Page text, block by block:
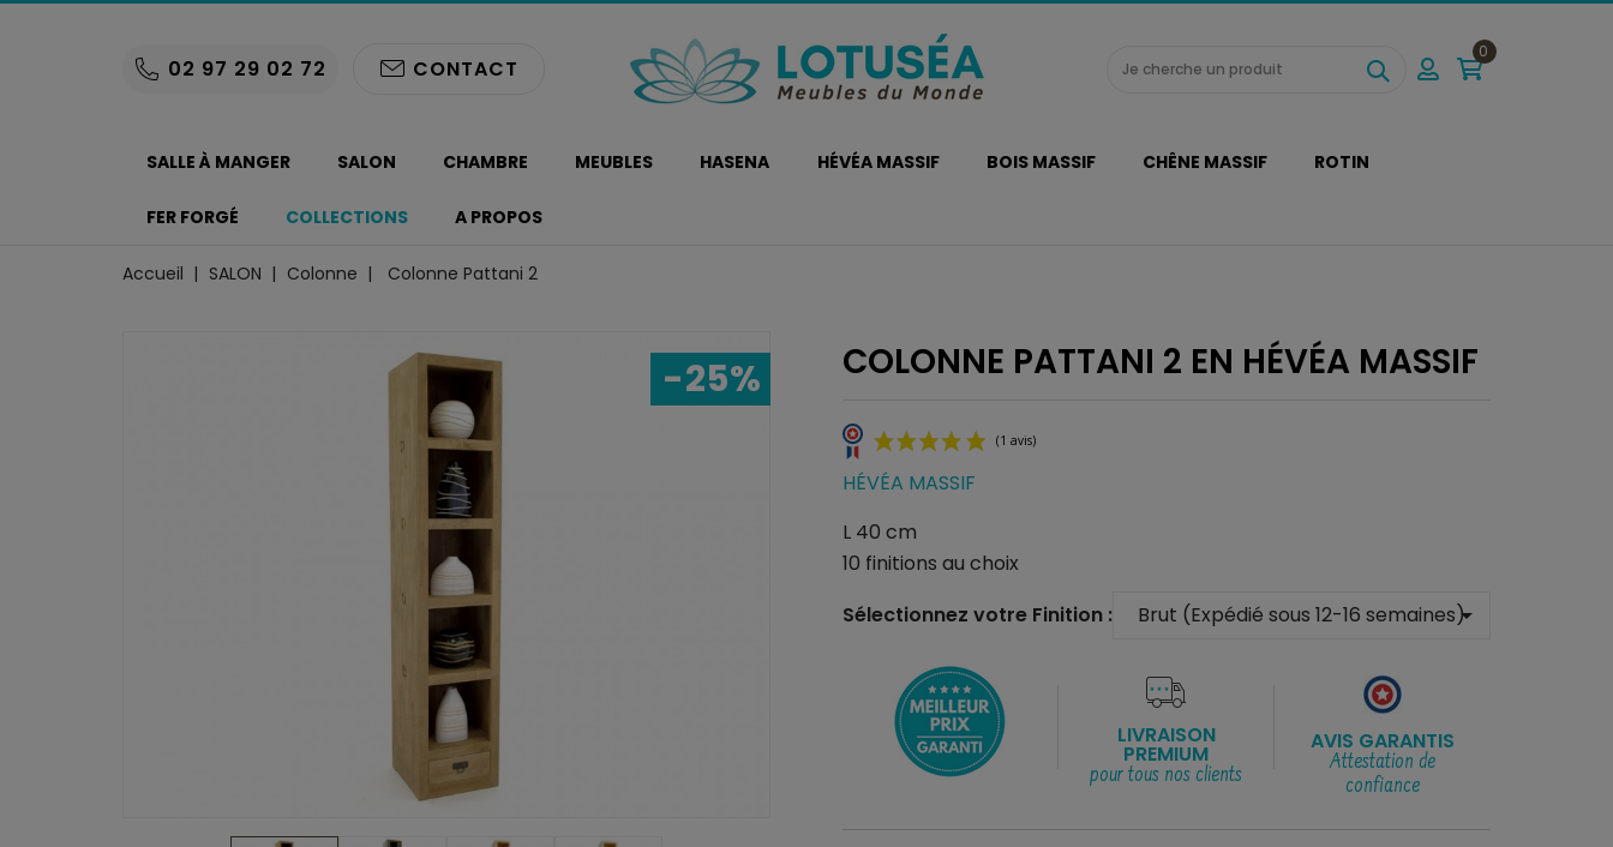
02 97 29 02 72 CONTACT
0
SALLE À MANGER SALON CHAMBRE MEUBLES HASENA HÉVÉA MASSIF BOIS MASSIF CHÊNE MASSIF ROTIN
FER FORGÉ COLLECTIONS A PROPOS
Accueil SALON Colonne Colonne Pattani 2
-25% COLONNE PATTANI 2 EN HÉVÉA MASSIF
HÉVÉA MASSIF
L 40 cm
10 finitions au choix
Sélectionnez votre Finition :
arrow_drop_down
LIVRAISON
PREMIUM
pour tous nos clients
AVIS GARANTIS
Attestation de
confiance